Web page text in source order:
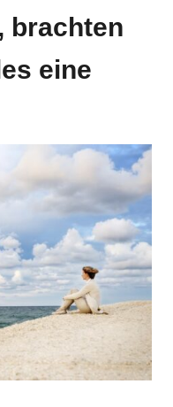
brachten
eine